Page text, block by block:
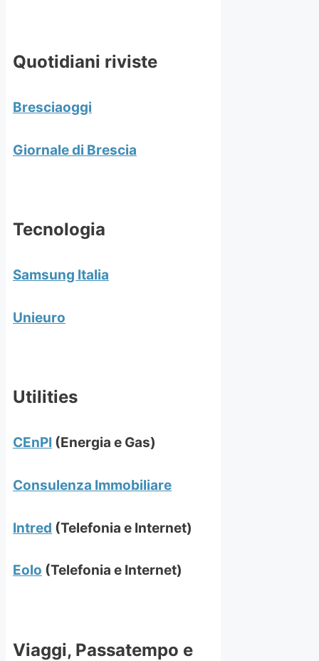
Quotidiani riviste
Bresciaoggi
Giornale di Brescia
Tecnologia
Samsung Italia
Unieuro
Utilities
CEnPI (Energia e Gas)
Consulenza Immobiliare
Intred (Telefonia e Internet)
Eolo (Telefonia e Internet)
Viaggi, Passatempo e